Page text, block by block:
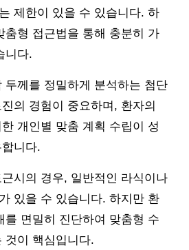
제한이 있을 수 있습니다. 하
춤형 접근법을 통해 충분히 가
니다.
두께를 정밀하게 분석하는 첨단
의 경험이 중요하며, 환자의
개인별 맞춤 계획 수립이 성
니다.
시의 경우, 일반적인 라식이나
있을 수 있습니다. 하지만 환
를 면밀히 진단하여 맞춤형 수
것이 핵심입니다.